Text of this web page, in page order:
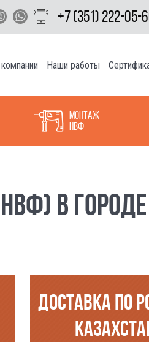
+7 (351) 222-05-
Наши работы
Монтаж
НВФ
В
ДОСТАВКА ПО